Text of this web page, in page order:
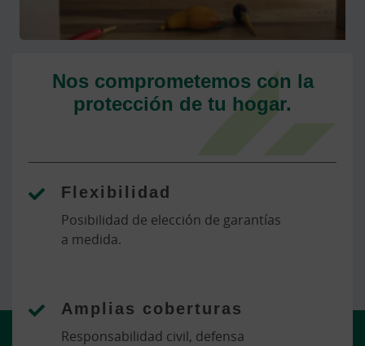
Nos comprometemos con la
protección de tu hogar.
Flexibilidad
Posibilidad de elección de garantías
a medida.
Amplias coberturas
Responsabilidad civil, defensa